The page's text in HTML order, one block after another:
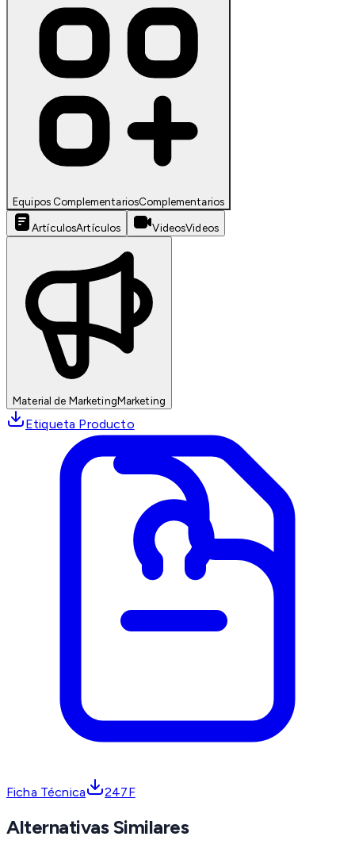
Equipos ComplementariosComplementarios
ArtículosArtículos VideosVideos
Material de MarketingMarketing
Etiqueta Producto
Ficha Técnica 247F
Alternativas Similares